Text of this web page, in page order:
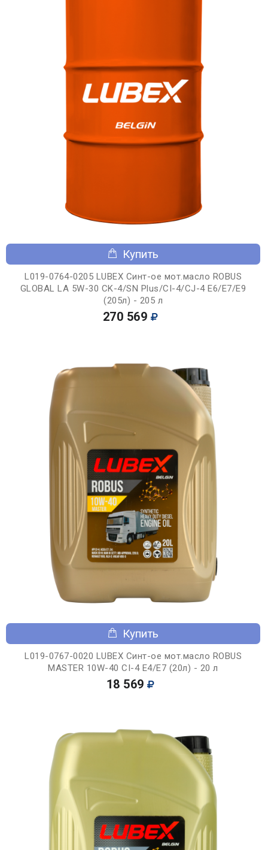
Купить
L019-0764-0205 LUBEX Синт-ое мот.масло ROBUS
GLOBAL LA 5W-30 CK-4/SN Plus/CI-4/CJ-4 E6/E7/E9
(205л) - 205 л
270 569
Купить
L019-0767-0020 LUBEX Синт-ое мот.масло ROBUS
MASTER 10W-40 CI-4 E4/E7 (20л) - 20 л
18 569